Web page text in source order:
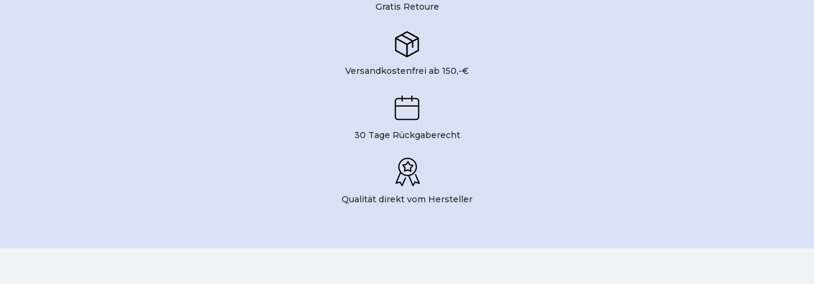
Gratis Retoure
Versandkostenfrei ab 150,-€
30 Tage Rückgaberecht
Qualität direkt vom Hersteller